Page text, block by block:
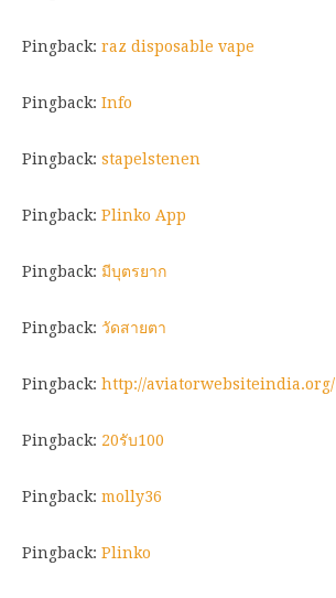
Pingback: raz disposable vape
Pingback: Info
Pingback: stapelstenen
Pingback: Plinko App
Pingback: มีบุตรยาก
Pingback: วัดสายตา
Pingback: http://aviatorwebsiteindia.org/
Pingback: 20รับ100
Pingback: molly36
Pingback: Plinko